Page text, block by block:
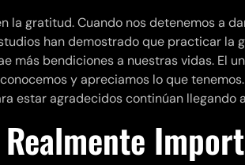
la gratitud. Cuando nos detenemos a
han demostrado que practicar la
más bendiciones a nuestras vidas. El
y apreciamos lo que
estar agradecidos continúan llegando